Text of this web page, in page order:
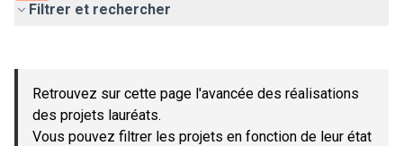
Filtrer et rechercher
−
Retrouvez sur cette page l'avancée des réalisations
des projets lauréats.
Vous pouvez filtrer les projets en fonction de leur état